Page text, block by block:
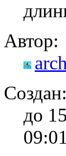
Автор:
Создан:
до